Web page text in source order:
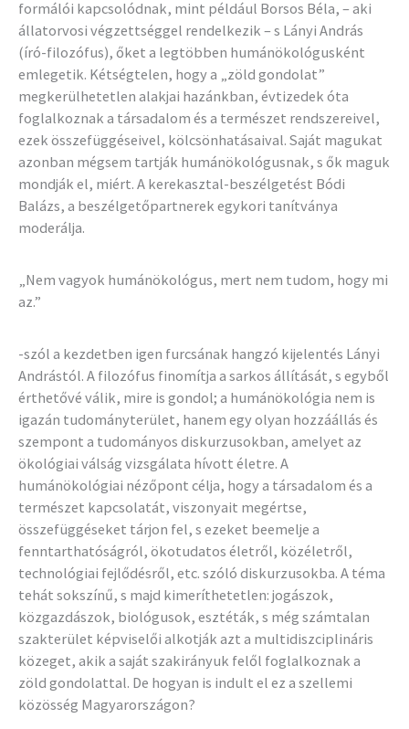
formálói kapcsolódnak, mint például Borsos Béla, – aki
állatorvosi végzettséggel rendelkezik – s Lányi András
(író-filozófus), őket a legtöbben humánökológusként
emlegetik. Kétségtelen, hogy a „zöld gondolat”
megkerülhetetlen alakjai hazánkban, évtizedek óta
foglalkoznak a társadalom és a természet rendszereivel,
ezek összefüggéseivel, kölcsönhatásaival. Saját magukat
azonban mégsem tartják humánökológusnak, s ők maguk
mondják el, miért. A kerekasztal-beszélgetést Bódi
Balázs, a beszélgetőpartnerek egykori tanítványa
moderálja.
„Nem vagyok humánökológus, mert nem tudom, hogy mi
az.”
-szól a kezdetben igen furcsának hangzó kijelentés Lányi
Andrástól. A filozófus finomítja a sarkos állítását, s egyből
érthetővé válik, mire is gondol; a humánökológia nem is
igazán tudományterület, hanem egy olyan hozzáállás és
szempont a tudományos diskurzusokban, amelyet az
ökológiai válság vizsgálata hívott életre. A
humánökológiai nézőpont célja, hogy a társadalom és a
természet kapcsolatát, viszonyait megértse,
összefüggéseket tárjon fel, s ezeket beemelje a
fenntarthatóságról, ökotudatos életről, közéletről,
technológiai fejlődésről, etc. szóló diskurzusokba. A téma
tehát sokszínű, s majd kimeríthetetlen: jogászok,
közgazdászok, biológusok, esztéták, s még számtalan
szakterület képviselői alkotják azt a multidiszciplináris
közeget, akik a saját szakirányuk felől foglalkoznak a
zöld gondolattal. De hogyan is indult el ez a szellemi
közösség Magyarországon?